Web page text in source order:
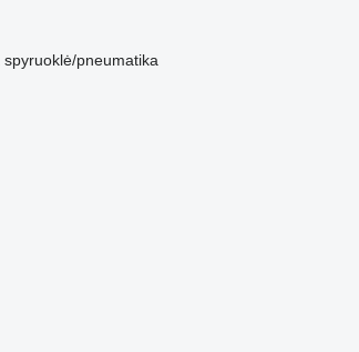
spyruoklė/pneumatika